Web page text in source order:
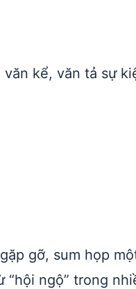
văn kể, văn tả sự
gỡ, sum họp
ngộ” trong